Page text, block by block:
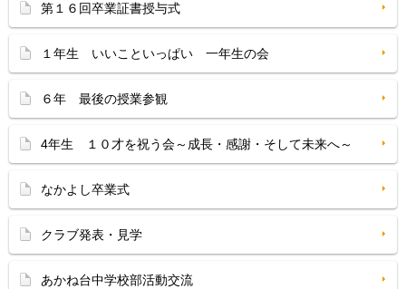
第１６回卒業証書授与式
１年生 いいこといっぱい 一年生の会
６年 最後の授業参観
4年生 １０才を祝う会～成長・感謝・そして未来へ～
なかよし卒業式
クラブ発表・見学
あかね台中学校部活動交流